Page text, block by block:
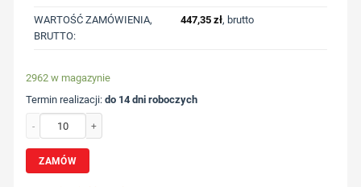
WARTOŚĆ ZAMÓWIENIA,
BRUTTO:
447,35 zł, brutto
2962 w magazynie
Termin realizacji:do 14 dni roboczych
ZAMÓW